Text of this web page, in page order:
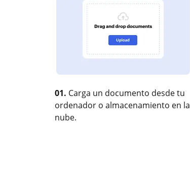
01. Carga un documento desde tu
ordenador o almacenamiento en la
nube.